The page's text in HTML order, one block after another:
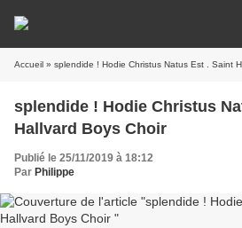
Accueil » splendide ! Hodie Christus Natus Est . Saint
splendide ! Hodie Christus
Hallvard Boys Choir
Publié le 25/11/2019 à 18:12
Par Philippe